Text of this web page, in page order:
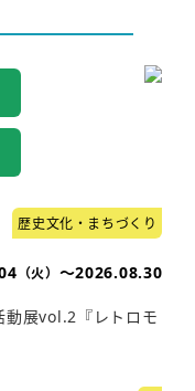
歴史文化・まちづくり
（火） ～2026.08.30
動展vol.2『レトロモ